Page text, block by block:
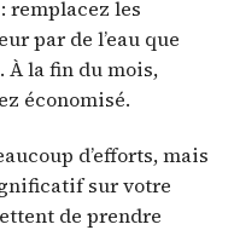
remplacez les
par de l’eau que
À la fin du mois,
économisé.
d’efforts, mais
sur votre
de prendre